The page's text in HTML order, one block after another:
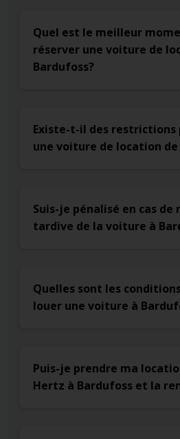
Quel est le meilleur
réserver une voiture de
Bardufoss?
Existe-t-il des
une voiture de location de
Suis-je pénalisé en cas
tardive de la voiture à
Quelles sont les
louer une voiture à
Puis-je prendre ma
Hertz à Bardufoss et la